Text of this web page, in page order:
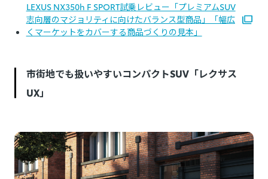
LEXUS NX350h F SPORT試乗レビュー「プレミアムSUV
志向層のマジョリティに向けたバランス型商品」「幅広
くマーケットをカバーする商品づくりの見本」
市街地でも扱いやすいコンパクトSUV「レクサス
UX」